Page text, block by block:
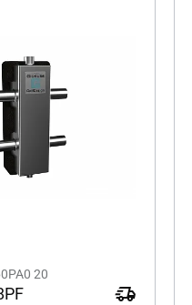
20